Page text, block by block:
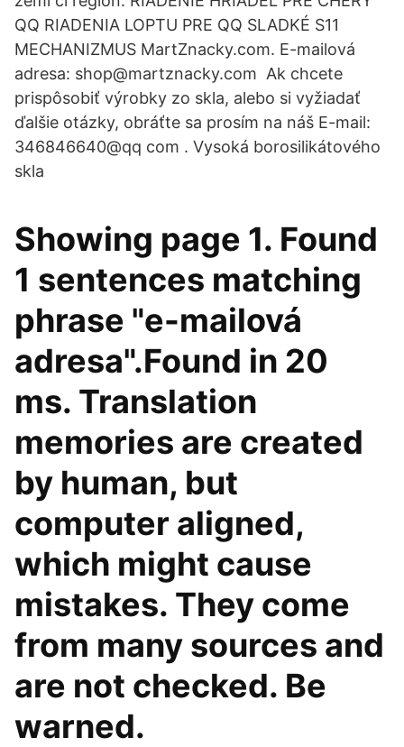
QQ RIADENIA LOPTU PRE QQ SLADKÉ S11
MECHANIZMUS MartZnacky.com. E-mailová
adresa: shop@martznacky.com Ak chcete
prispôsobiť výrobky zo skla, alebo si vyžiadať
ďalšie otázky, obráťte sa prosím na náš E-mail:
346846640@qq com . Vysoká borosilikátového
skla
Showing page 1. Found
1 sentences matching
phrase "e-mailová
adresa".Found in 20
ms. Translation
memories are created
by human, but
computer aligned,
which might cause
mistakes. They come
from many sources and
are not checked. Be
warned.